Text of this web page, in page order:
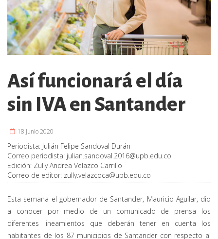
Así funcionará el día
sin IVA en Santander
18 Junio 2020
Periodista: Julián Felipe Sandoval Durán
Correo periodista: julian.sandoval.2016@upb.edu.co
Edición: Zully Andrea Velazco Carrillo
Correo de editor: zully.velazcoca@upb.edu.co
Esta semana el gobernador de Santander, Mauricio Aguilar, dio
a conocer por medio de un comunicado de prensa los
diferentes lineamientos que deberán tener en cuenta los
habitantes de los 87 municipios de Santander con respecto al